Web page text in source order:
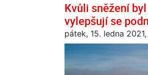
Kvůli sněžení
vylepšují se
pátek, 15. ledna